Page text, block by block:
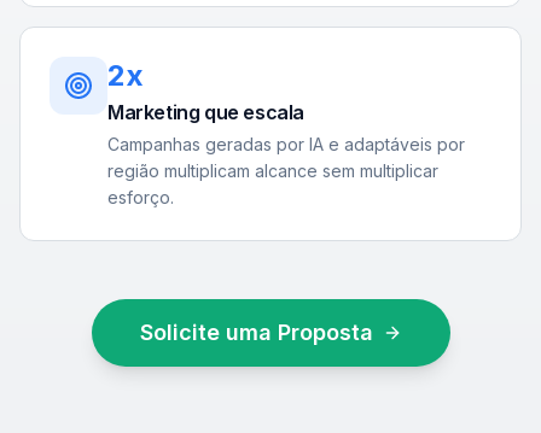
2x
Marketing que escala
Campanhas geradas por IA e adaptáveis por
região multiplicam alcance sem multiplicar
esforço.
Solicite uma Proposta